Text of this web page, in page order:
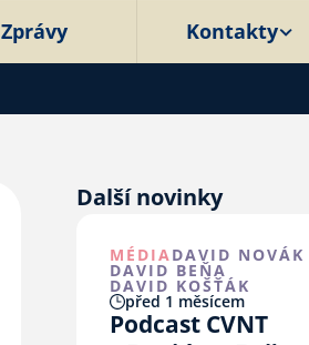
Zprávy Kontakty
Další novinky
MÉDIADAVID NOVÁK
DAVID BEŇA
DAVID KOŠŤÁK
před 1 měsícem
Podcast CVNT